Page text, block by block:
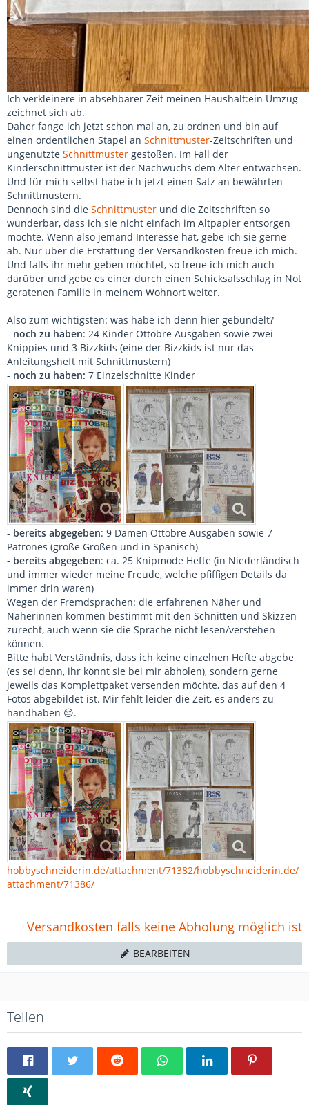
Ich verkleinere in absehbarer Zeit meinen Haushalt:ein Umzug
zeichnet sich ab.
Daher fange ich jetzt schon mal an, zu ordnen und bin auf
einen ordentlichen Stapel an Schnittmuster-Zeitschriften und
ungenutzte Schnittmuster gestoßen. Im Fall der
Kinderschnittmuster ist der Nachwuchs dem Alter entwachsen.
Und für mich selbst habe ich jetzt einen Satz an bewährten
Schnittmustern.
Dennoch sind die Schnittmuster und die Zeitschriften so
wunderbar, dass ich sie nicht einfach im Altpapier entsorgen
möchte. Wenn also jemand Interesse hat, gebe ich sie gerne
ab. Nur über die Erstattung der Versandkosten freue ich mich.
Und falls ihr mehr geben möchtet, so freue ich mich auch
darüber und gebe es einer durch einen Schicksalsschlag in Not
geratenen Familie in meinem Wohnort weiter.
Also zum wichtigsten: was habe ich denn hier gebündelt?
- noch zu haben: 24 Kinder Ottobre Ausgaben sowie zwei
Knippies und 3 Bizzkids (eine der Bizzkids ist nur das
Anleitungsheft mit Schnittmustern)
- noch zu haben: 7 Einzelschnitte Kinder
- bereits abgegeben: 9 Damen Ottobre Ausgaben sowie 7
Patrones (große Größen und in Spanisch)
- bereits abgegeben: ca. 25 Knipmode Hefte (in Niederländisch
und immer wieder meine Freude, welche pfiffigen Details da
immer drin waren)
Wegen der Fremdsprachen: die erfahrenen Näher und
Näherinnen kommen bestimmt mit den Schnitten und Skizzen
zurecht, auch wenn sie die Sprache nicht lesen/verstehen
können.
Bitte habt Verständnis, dass ich keine einzelnen Hefte abgebe
(es sei denn, ihr könnt sie bei mir abholen), sondern gerne
jeweils das Komplettpaket versenden möchte, das auf den 4
Fotos abgebildet ist. Mir fehlt leider die Zeit, es anders zu
handhaben 😔.
hobbyschneiderin.de/attachment/71382/hobbyschneiderin.de/
attachment/71386/
Versandkosten falls keine Abholung möglich ist
BEARBEITEN
Teilen